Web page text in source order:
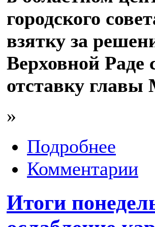
городского
взятку за
Верховной Раде
отставку
»
Подробнее
Комментарии
Итоги